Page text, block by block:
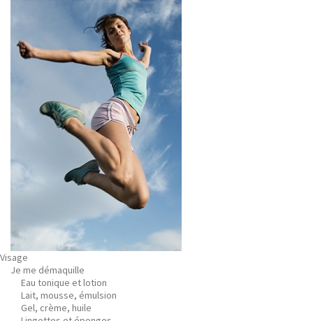
Visage
Je me démaquille
Eau tonique et lotion
Lait, mousse, émulsion
Gel, crème, huile